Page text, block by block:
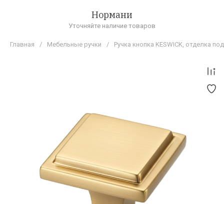
Нормани
Уточняйте наличие товаров
Главная / Мебельные ручки / Ручка кнопка KESWICK, отделка